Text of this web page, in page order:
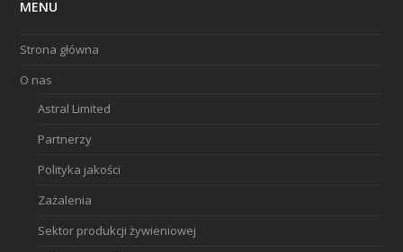
MENU
Strona główna
O nas
Astral Limited
Partnerzy
Polityka jakości
Zażalenia
Sektor produkcji żywieniowej